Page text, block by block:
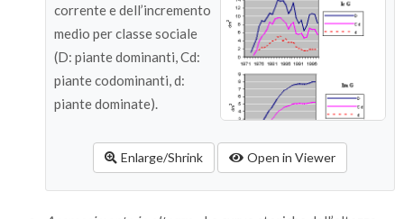
corrente e dell’incremento
medio per classe sociale
(D: piante dominanti, Cd:
piante codominanti, d:
piante dominate).
Enlarge/Shrink Open in Viewer